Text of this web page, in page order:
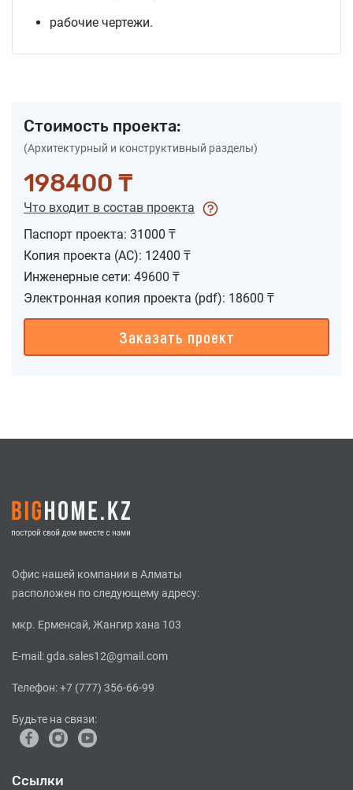
рабочие чертежи.
Стоимость проекта:
(Архитектурный и конструктивный разделы)
198400 ₸
Что входит в состав проекта
Паспорт проекта: 31000 ₸
Копия проекта (АС): 12400 ₸
Инженерные сети: 49600 ₸
Электронная копия проекта (pdf): 18600 ₸
Заказать проект
Офис нашей компании в Алматы
расположен по следующему адресу:
мкр. Ерменсай, Жангир хана 103
E-mail:gda.sales12@gmail.com
Телефон:+7 (777) 356-66-99
Будьте на связи:
Ссылки